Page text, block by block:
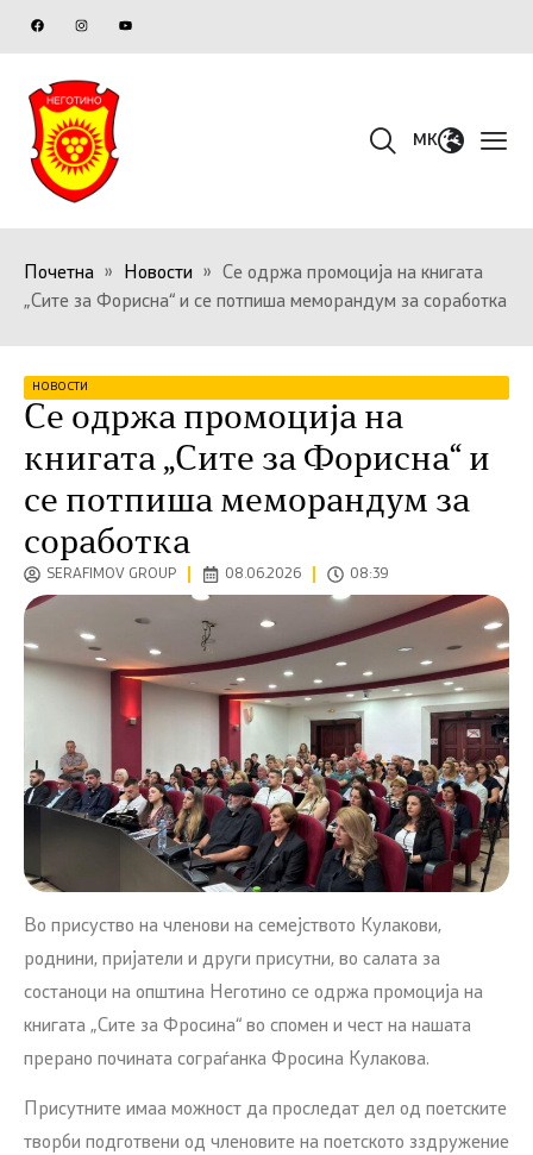
MK
Почетна » Новости »
Се одржа промоција на книгата
„Сите за Форисна“ и се потпиша меморандум за соработка
НОВОСТИ
Се одржа промоција на
книгата „Сите за Форисна“ и
се потпиша меморандум за
соработка
SERAFIMOV GROUP 08.06.2026 08:39
Во присуство на членови на семејството Кулакови,
роднини, пријатели и други присутни, во салата за
состаноци на општина Неготино се одржа промоција на
книгата „Сите за Фросина“ во спомен и чест на нашата
прерано почината сограѓанка Фросина Кулакова.
Присутните имаа можност да проследат дел од поетските
творби подготвени од членовите на поетското зздружение